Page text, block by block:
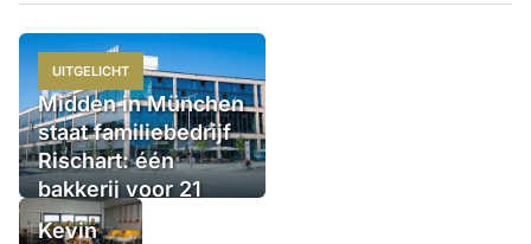
UITGELICHT
Midden in München
staat familiebedrijf
Rischart: één
bakkerij voor 21
filialen
Kevin